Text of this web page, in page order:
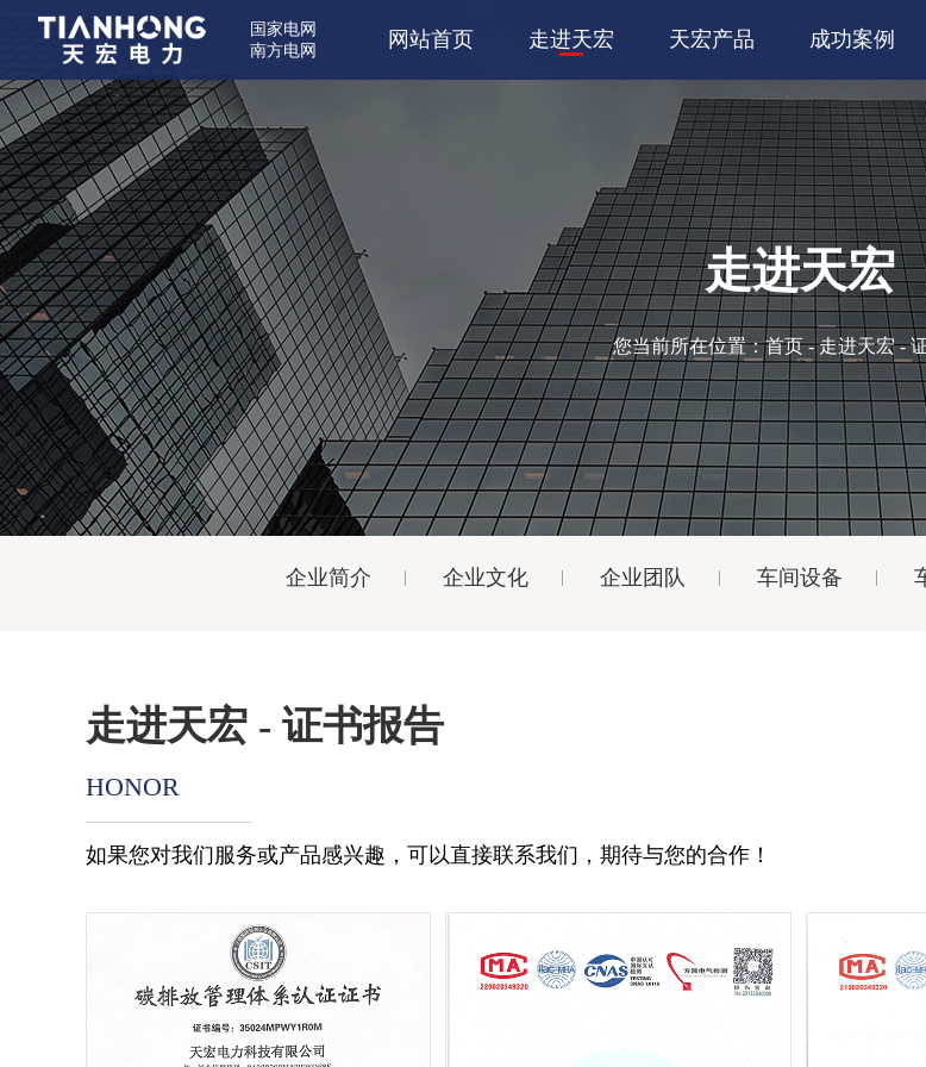
国家电网
南方电网
网站首页 走进天宏 天宏产品 成功案例
走进天宏
您当前所在位置：首页-走进天宏-
企业简介 企业文化 企业团队 车间设备
走进天宏 - 证书报告
HONOR
如果您对我们服务或产品感兴趣，可以直接联系我们，期待与您的合作！